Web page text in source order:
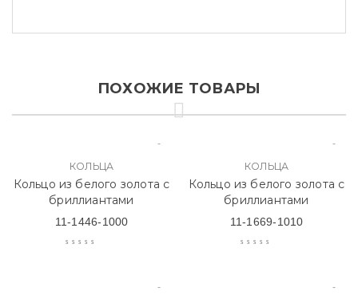
ПОХОЖИЕ ТОВАРЫ
КОЛЬЦА
Кольцо из белого золота с
бриллиантами
11-1446-1000
КОЛЬЦА
Кольцо из белого золота с
бриллиантами
11-1669-1010